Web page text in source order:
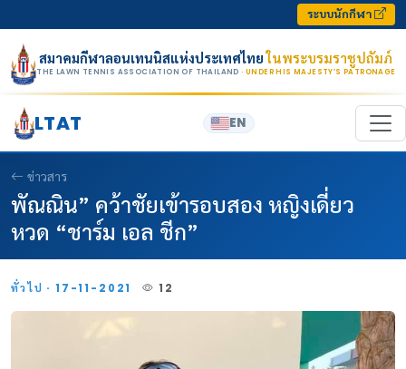
ระบบนักกีฬา
สมาคมกีฬาลอนเทนนิสแห่งประเทศไทยในพระบรมราชูปถัมภ์
THE LAWN TENNIS ASSOCIATION OF THAILAND · UNDER HIS MAJESTY’S PATRONAGE
LTAT EN
ข่าวสาร
พัณณิน” คว้าชัยเข้ารอบสอง หญิงเดี่ยว
หวด “ชาร์ม เอล ชีก”
ทั่วไป · 17-11-2021 12